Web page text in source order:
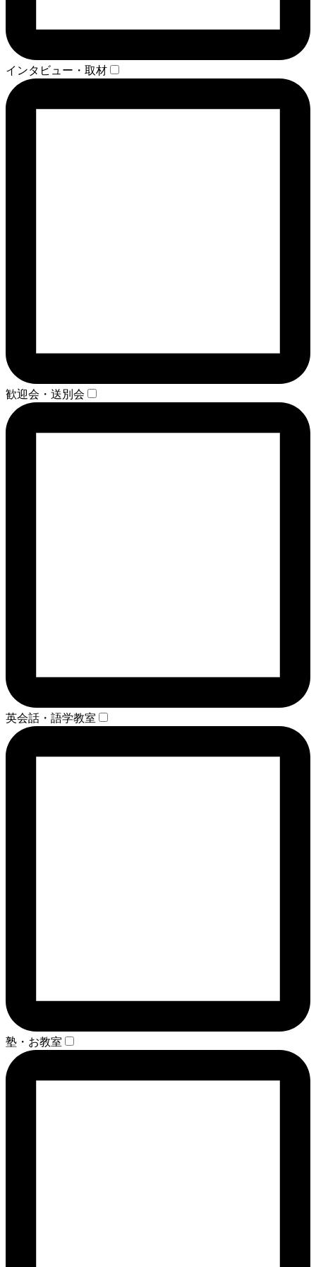
インタビュー・取材
歓迎会・送別会
英会話・語学教室
塾・お教室